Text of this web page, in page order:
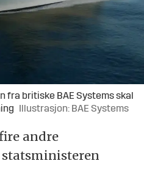
fra britiske BAE Systems skal
Illustrasjon: BAE Systems
andre